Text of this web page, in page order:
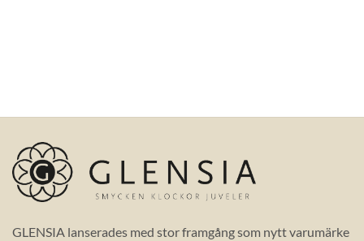
GLENSIA lanserades med stor framgång som nytt varumärke